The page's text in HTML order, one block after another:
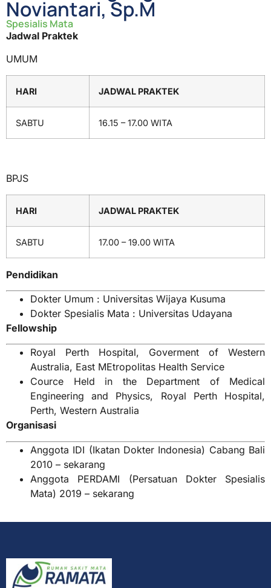
Noviantari, Sp.M
Spesialis Mata
Jadwal Praktek
UMUM
HARI JADWAL PRAKTEK
SABTU 16.15 – 17.00 WITA
BPJS
HARI JADWAL PRAKTEK
SABTU 17.00 – 19.00 WITA
Pendidikan
Dokter Umum : Universitas Wijaya Kusuma
Dokter Spesialis Mata : Universitas Udayana
Fellowship
Royal Perth Hospital, Goverment of Western
Australia, East MEtropolitas Health Service
Cource Held in the Department of Medical
Engineering and Physics, Royal Perth Hospital,
Perth, Western Australia
Organisasi
Anggota IDI (Ikatan Dokter Indonesia) Cabang Bali
2010 – sekarang
Anggota PERDAMI (Persatuan Dokter Spesialis
Mata) 2019 – sekarang